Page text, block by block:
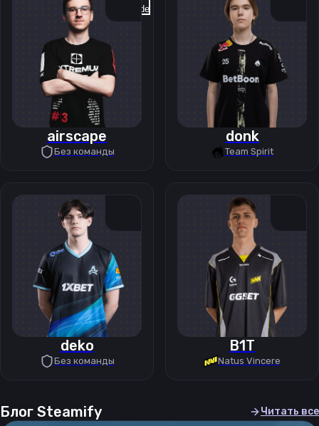
Previous slide Next slide
airscape
Без команды
donk
Team Spirit
deko
Без команды
B1T
Natus Vincere
Блог Steamify Читать все